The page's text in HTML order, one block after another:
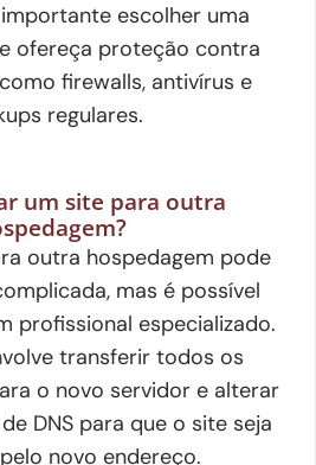
escolher uma
ofereça proteção contra
firewalls, antivírus e
regulares.
um site para outra
outra hospedagem pode
mas é possível
profissional especializado.
transferir todos os
o novo servidor e alterar
DNS para que o site seja
novo endereço.